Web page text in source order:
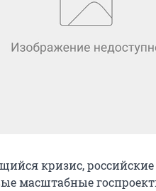
кризис,
масштабные